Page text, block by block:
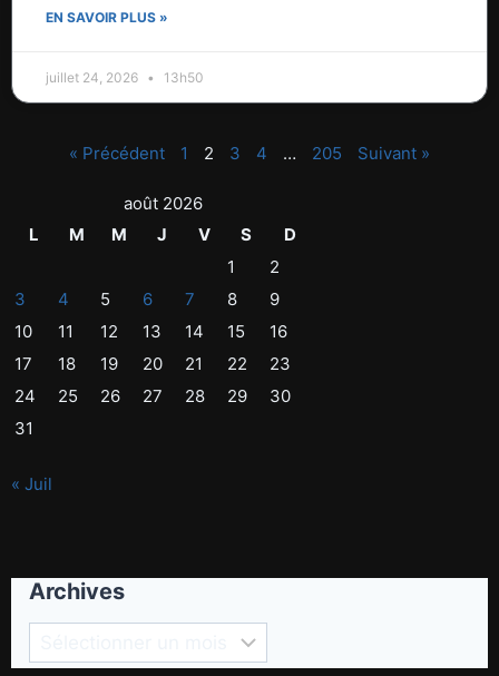
EN SAVOIR PLUS »
juillet 24, 2026 13h50
« Précédent 1 2 3 4 … 205 Suivant »
août 2026
L
M M J V S
D
1
2
3
4 5 6 7 8
9
10
11 12 13 14 15
16
17
18 19 20 21 22
23
24
25 26 27 28 29
30
31
« Juil
Archives